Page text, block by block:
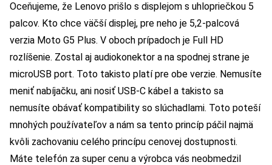
Oceňujeme, že Lenovo prišlo s displejom s uhlopriečkou 5
palcov. Kto chce väčší displej, pre neho je 5,2-palcová
verzia Moto G5 Plus. V oboch prípadoch je Full HD
rozlíšenie. Zostal aj audiokonektor a na spodnej strane je
microUSB port. Toto takisto platí pre obe verzie. Nemusíte
meniť nabíjačku, ani nosiť USB-C kábel a takisto sa
nemusíte obávať kompatibility so slúchadlami. Toto poteší
mnohých používateľov a nám sa tento princíp páčil najmä
kvôli zachovaniu celého princípu cenovej dostupnosti.
Máte telefón za super cenu a výrobca vás neobmedzil